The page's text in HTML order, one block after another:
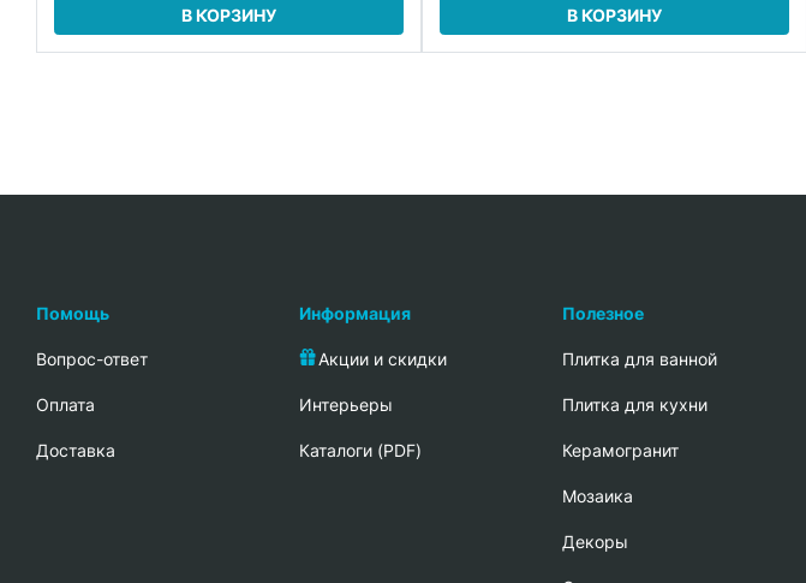
В КОРЗИНУ В КОРЗИНУ
Помощь
Вопрос-ответ
Oплата
Доставка
Информация
Акции и скидки
Интерьеры
Каталоги (PDF)
Полезное
Плитка для ванной
Плитка для кухни
Керамогранит
Мозаика
Декоры